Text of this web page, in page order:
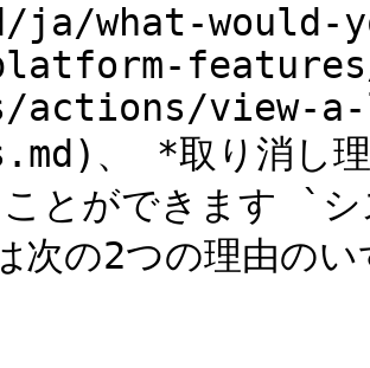
ja/what-
actions/view-
、 *取り消し理
とができます `
次の2つの理由の